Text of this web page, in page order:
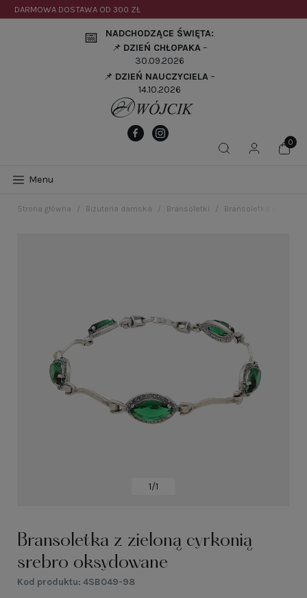
DARMOWA DOSTAWA OD 300 ZŁ
📅
NADCHODZĄCE ŚWIĘTA:
📌 DZIEŃ CHŁOPAKA–
30.09.2026
📌 DZIEŃ NAUCZYCIELA–
14.10.2026
Menu
Strona główna Biżuteria damska Bransoletki Bransoletka z
1/1
Bransoletka z zieloną cyrkonią
srebro oksydowane
Kod produktu: 4SB049-98